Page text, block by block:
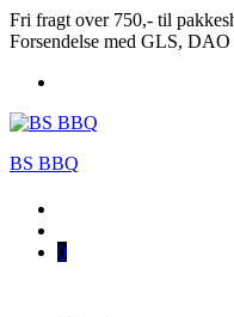
Fri fragt over 750,- til
Forsendelse med GLS,
BS BBQ
0